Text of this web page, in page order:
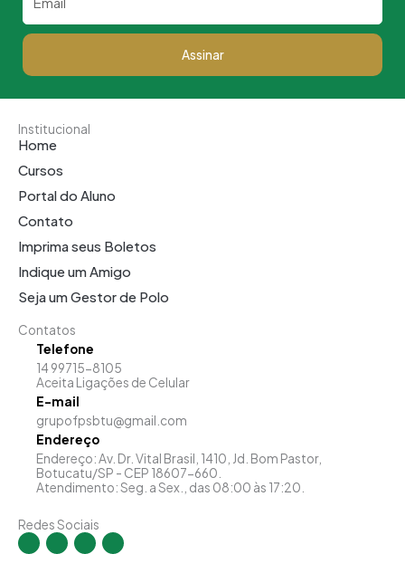
Assinar
Institucional
Home
Cursos
Portal do Aluno
Contato
Imprima seus Boletos
Indique um Amigo
Seja um Gestor de Polo
Contatos
Telefone
14 99715-8105
Aceita Ligações de Celular
E-mail
grupofpsbtu@gmail.com
Endereço
Endereço: Av. Dr. Vital Brasil, 1410, Jd. Bom Pastor,
Botucatu/SP - CEP 18607-660.
Atendimento: Seg. a Sex., das 08:00 às 17:20.
Redes Sociais
I
s
F
c
Y
u
L
n